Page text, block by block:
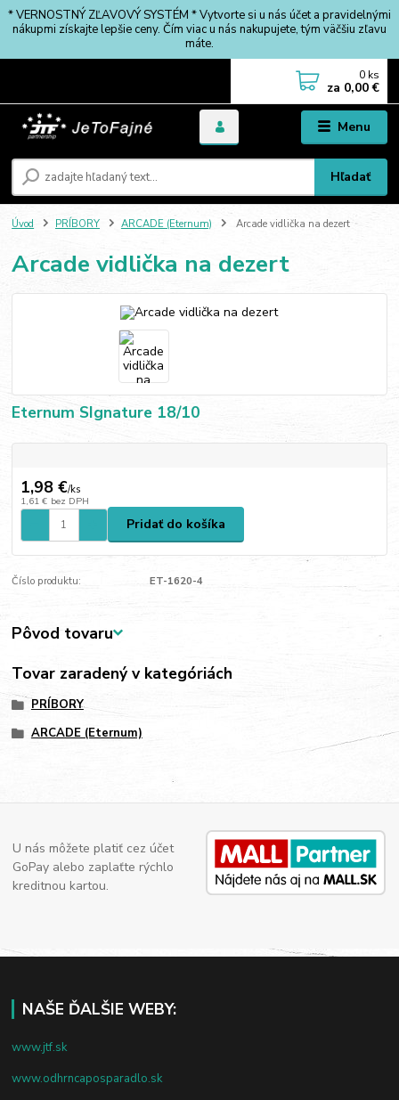
* VERNOSTNÝ ZĽAVOVÝ SYSTÉM * Vytvorte si u nás účet a pravidelnými
nákupmi získajte lepšie ceny. Čím viac u nás nakupujete, tým väčšiu zľavu
máte.
Menu
Hľadať
0 ks
za 0,00 €
Úvod PRÍBORY ARCADE (Eternum) Arcade vidlička na dezert
Arcade vidlička na dezert
Eternum SIgnature 18/10
1,98 €/ks
1,61 € bez DPH
Pridať do košíka
Číslo produktu: ET-1620-4
Pôvod tovaru
Tovar zaradený v kategóriách
PRÍBORY
ARCADE (Eternum)
U nás môžete platiť cez účet
GoPay alebo zaplaťte rýchlo
kreditnou kartou.
NAŠE ĎALŠIE WEBY:
www.jtf.sk
www.odhrncaposparadlo.sk